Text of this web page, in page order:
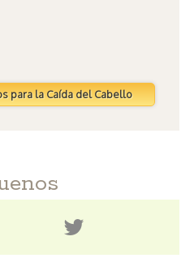
para la Caída del Cabello